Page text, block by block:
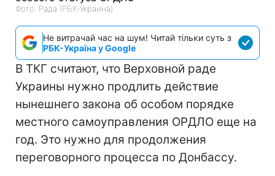
Фото: Рада (РБК-Украина)
Не витрачай час на шум! Читай тільки суть з
РБК-Україна у Google
В ТКГ считают, что Верховной раде
Украины нужно продлить действие
нынешнего закона об особом порядке
местного самоуправления ОРДЛО еще на
год. Это нужно для продолжения
переговорного процесса по Донбассу.